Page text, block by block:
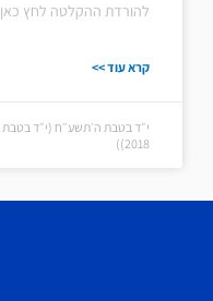
להורדת ההקלטה לחץ כאן
קרא עוד >>
2018))